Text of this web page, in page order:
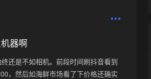
器啊
还是不如相机。前段时间刷抖音看到
，然后如海鲜市场看了下价格还确实